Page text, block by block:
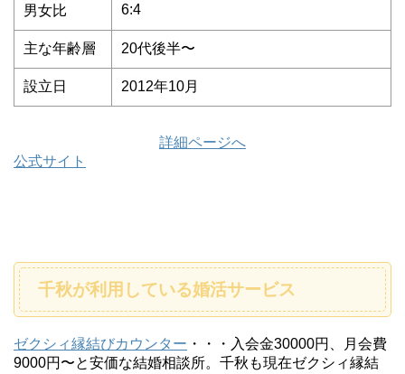
男女比 6:4
主な年齢層 20代後半〜
設立日 2012年10月
詳細ページへ
公式サイト
千秋が利用している婚活サービス
ゼクシィ縁結びカウンター ・・・入会金30000円、月会費
9000円〜と安価な結婚相談所。千秋も現在ゼクシィ縁結